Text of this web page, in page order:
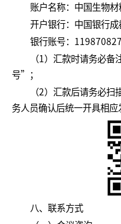
账户名称：中国生物材
开户银行：中国银行成
银行账号：
（1）汇款时请务必
号”；
（2）汇款后请务必
务人员确认后统一开具相应
八、联系方式